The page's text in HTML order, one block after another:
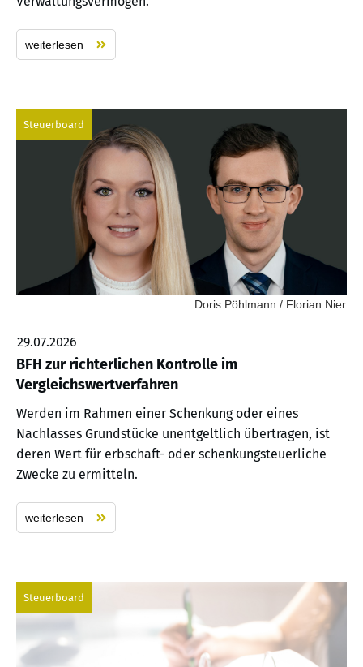
weiterlesen
Steuerboard
Doris Pöhlmann / Florian Nier
29.07.2026
BFH zur richterlichen Kontrolle im
Vergleichswertverfahren
Werden im Rahmen einer Schenkung oder eines
Nachlasses Grundstücke unentgeltlich übertragen, ist
deren Wert für erbschaft- oder schenkungsteuerliche
Zwecke zu ermitteln.
weiterlesen
Steuerboard